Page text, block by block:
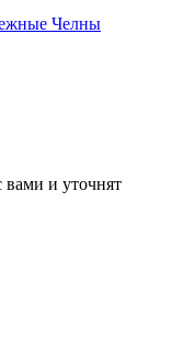
Челны
вами и уточнят